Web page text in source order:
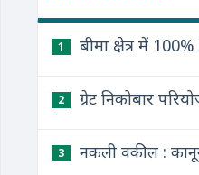
1 बीमा क्षेत्र में
2 ग्रेट निकोबार
3 नकली वकील :